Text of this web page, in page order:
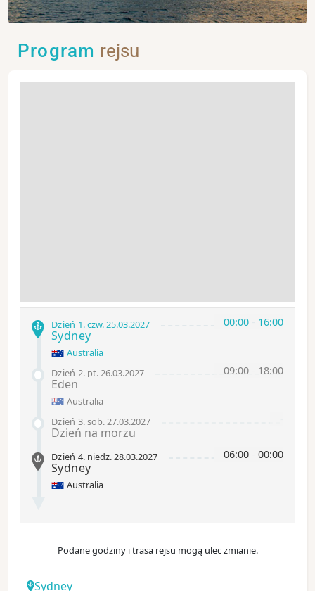
Program rejsu
00:00 16:00
Dzień 1.czw.25.03.2027
Sydney
Australia
09:00 18:00
Dzień 2. pt.26.03.2027
Eden
Australia
Dzień 3.sob.27.03.2027
Dzień na morzu
06:00 00:00
Dzień 4. niedz.28.03.2027
Sydney
Australia
Podane godziny i trasa rejsu mogą ulec zmianie.
Sydney